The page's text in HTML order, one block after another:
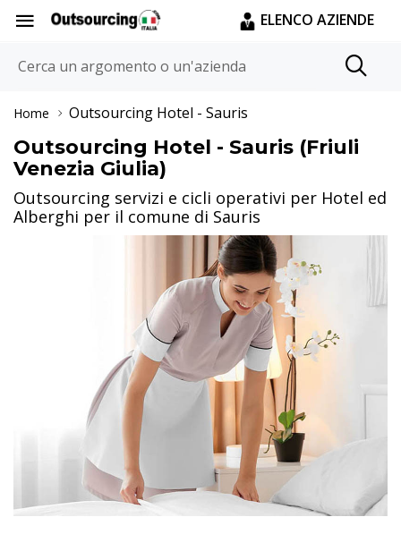
ELENCO AZIENDE
Home Outsourcing Hotel - Sauris
Outsourcing Hotel - Sauris (Friuli
Venezia Giulia)
Outsourcing servizi e cicli operativi per Hotel ed
Alberghi per il comune di Sauris